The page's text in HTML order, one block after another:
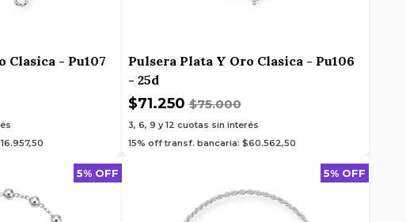
Clasica - Pu107
Pulsera Plata Y Oro Clasica - Pu106
- 25d
$71.250$75.000
3, 6, 9 y 12 cuotas sin interés
15% off transf. bancaria: $60.562,50
5% OFF 5% OFF